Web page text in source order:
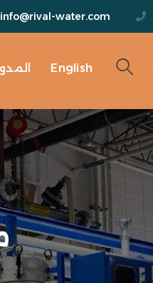
info@rival-water.com
English